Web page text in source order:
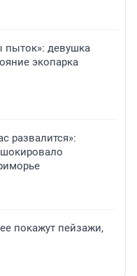
пыток»: девушка
экопарка
развалится»:
покажут пейзажи,